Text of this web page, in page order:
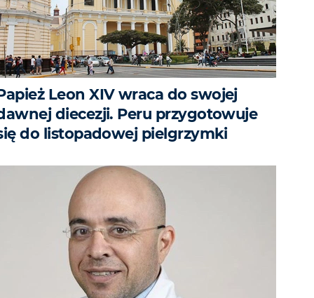
Leon XIV wraca do swojej
diecezji. Peru przygotowuje
do listopadowej pielgrzymki